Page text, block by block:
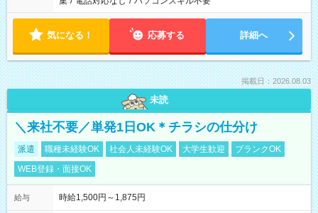
気になる！ 応募する 詳細へ
掲載日：2026.08.03
未読
＼来社不要／単発1日OK＊チラシの仕分け
派遣 職種未経験OK 社会人未経験OK 大学生歓迎
ブランクOK
WEB登録・面接OK
給与 時給1,500円～1,875円